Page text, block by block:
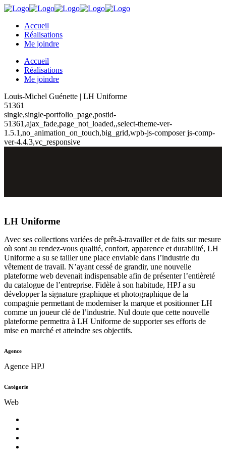
Accueil
Réalisations
Me joindre
Accueil
Réalisations
Me joindre
Louis-Michel Guénette | LH Uniforme
51361
single,single-portfolio_page,postid-
51361,ajax_fade,page_not_loaded,,select-theme-ver-
1.5.1,no_animation_on_touch,big_grid,wpb-js-composer js-comp-
ver-4.4.3,vc_responsive
LH Uniforme
Avec ses collections variées de prêt-à-travailler et de faits sur mesure
où sont au rendez-vous qualité, confort, apparence et durabilité, LH
Uniforme a su se tailler une place enviable dans l’industrie du
vêtement de travail. N’ayant cessé de grandir, une nouvelle
plateforme web devenait indispensable afin de présenter l’entièreté
du catalogue de l’entreprise. Fidèle à son habitude, HPJ a su
développer la signature graphique et photographique de la
compagnie permettant de moderniser la marque et positionner LH
comme un joueur clé de l’industrie. Nul doute que cette nouvelle
plateforme permettra à LH Uniforme de supporter ses efforts de
mise en marché et atteindre ses objectifs.
Agence
Agence HPJ
Catégorie
Web